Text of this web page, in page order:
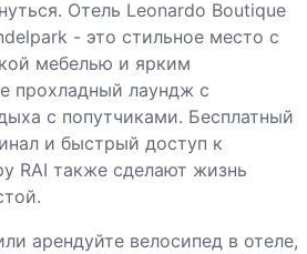
Отель Leonardo Boutique
- это стильное место с
мебелью и ярким
прохладный лаундж с
с попутчиками. Бесплатный
и быстрый доступ к
RAI также сделают жизнь
арендуйте велосипед в отеле,